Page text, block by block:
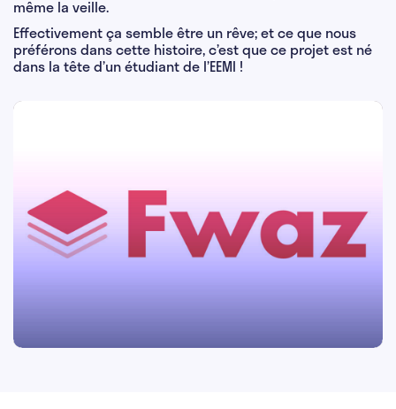
même la veille.
Effectivement ça semble être un rêve; et ce que nous
préférons dans cette histoire, c’est que ce projet est né
dans la tête d’un étudiant de l’EEMI !